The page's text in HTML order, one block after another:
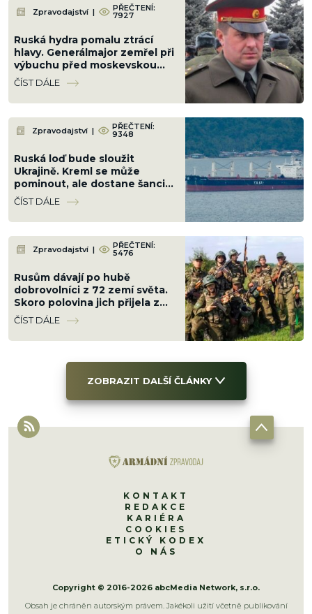
Zpravodajství | PŘEČTENÍ:
7927
Ruská hydra pomalu ztrácí
hlavy. Generálmajor zemřel při
výbuchu před moskevskou
restaurací, když slavil
narozeniny šéfa vzdušných sil
ČÍST DÁLE
Zpravodajství | PŘEČTENÍ:
9348
Ruská loď bude sloužit
Ukrajině. Kreml se může
pominout, ale dostane šanci ji
v Černém moři potopit
ČÍST DÁLE
Zpravodajství | PŘEČTENÍ:
5476
Rusům dávají po hubě
dobrovolníci z 72 zemí světa.
Skoro polovina jich přijela z
Latinské Ameriky
ČÍST DÁLE
ZOBRAZIT DALŠÍ ČLÁNKY
KONTAKT
REDAKCE
KARIÉRA
COOKIES
ETICKÝ KODEX
O NÁS
Copyright © 2016-2026 abcMedia Network, s.r.o.
Obsah je chráněn autorským právem. Jakékoli užití včetně publikování